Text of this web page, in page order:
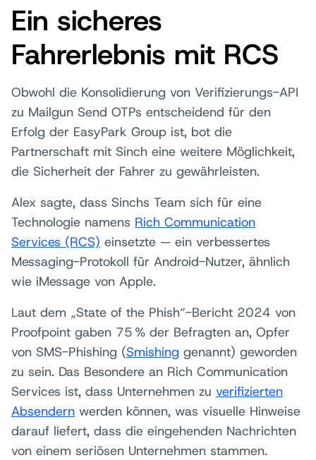
Ein sicheres
Fahrerlebnis mit RCS
Obwohl die Konsolidierung von Verifizierungs-API
zu Mailgun Send OTPs entscheidend für den
Erfolg der EasyPark Group ist, bot die
Partnerschaft mit Sinch eine weitere Möglichkeit,
die Sicherheit der Fahrer zu gewährleisten.
Alex sagte, dass Sinchs Team sich für eine
Technologie namens Rich Communication
Services (RCS) einsetzte — ein verbessertes
Messaging-Protokoll für Android-Nutzer, ähnlich
wie iMessage von Apple.
Laut dem „State of the Phish“-Bericht 2024 von
Proofpoint gaben 75 % der Befragten an, Opfer
von SMS-Phishing (Smishing genannt) geworden
zu sein. Das Besondere an Rich Communication
Services ist, dass Unternehmen zu verifizierten
Absendern werden können, was visuelle Hinweise
darauf liefert, dass die eingehenden Nachrichten
von einem seriösen Unternehmen stammen.